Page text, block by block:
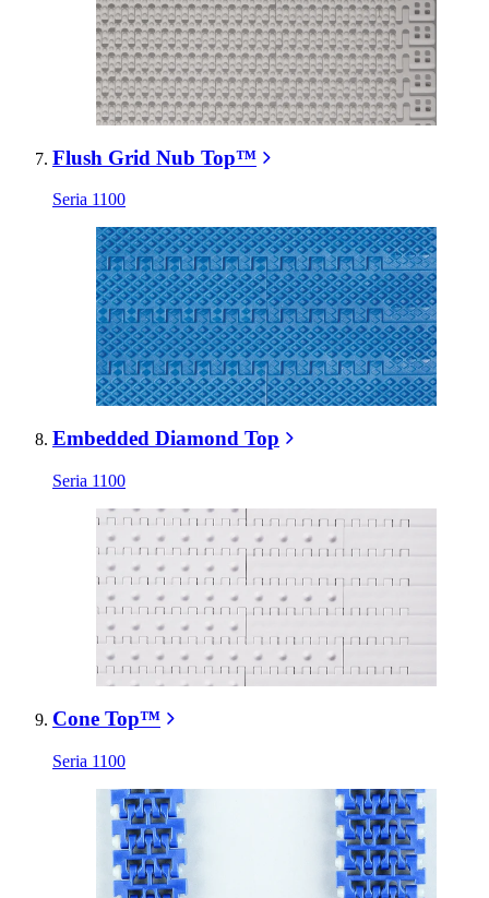
Flush Grid Nub Top™
Seria 1100
Embedded Diamond Top
Seria 1100
Cone Top™
Seria 1100